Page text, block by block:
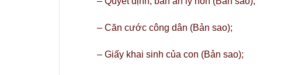
– Căn cước công dân (Bản sao);
– Giấy khai sinh của con (Bản sao);